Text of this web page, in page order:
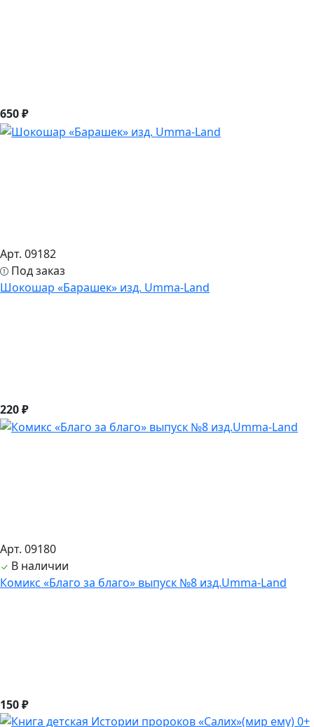
650 ₽
Арт. 09182
Под заказ
Шокошар «Барашек» изд. Umma-Land
220 ₽
Арт. 09180
В наличии
Комикс «Благо за благо» выпуск №8 изд.Umma-Land
150 ₽